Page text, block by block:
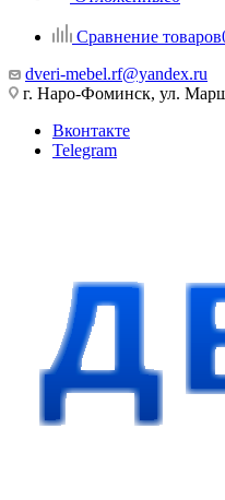
Сравнение товаров
dveri-mebel.rf@yandex.ru
г. Наро-Фоминск, ул.
Вконтакте
Telegram